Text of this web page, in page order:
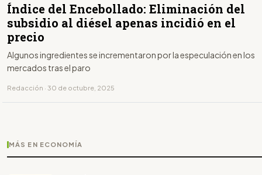
Índice del Encebollado: Eliminación del
subsidio al diésel apenas incidió en el
precio
Algunos ingredientes se incrementaron por la especulación en los
mercados tras el paro
Redacción · 30 de octubre, 2025
MÁS EN ECONOMÍA